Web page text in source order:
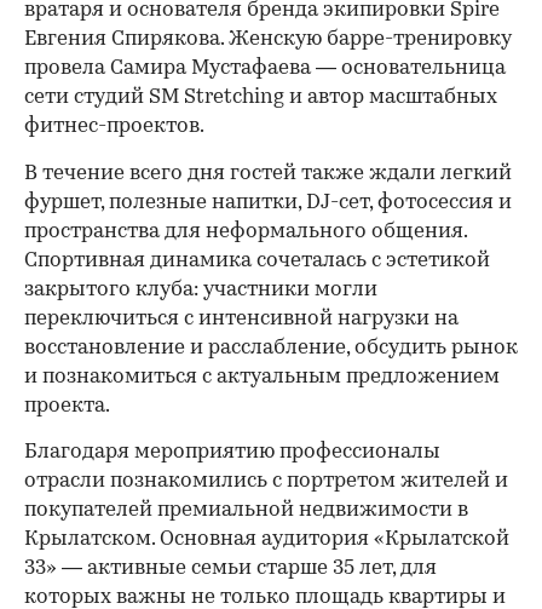
вратаря и основателя бренда экипировки Spire
Евгения Спирякова. Женскую барре-тренировку
провела Самира Мустафаева — основательница
сети студий SM Stretching и автор масштабных
фитнес-проектов.
В течение всего дня гостей также ждали легкий
фуршет, полезные напитки, DJ-сет, фотосессия и
пространства для неформального общения.
Спортивная динамика сочеталась с эстетикой
закрытого клуба: участники могли
переключиться с интенсивной нагрузки на
восстановление и расслабление, обсудить рынок
и познакомиться с актуальным предложением
проекта.
Благодаря мероприятию профессионалы
отрасли познакомились с портретом жителей и
покупателей премиальной недвижимости в
Крылатском. Основная аудитория «Крылатской
33» — активные семьи старше 35 лет, для
которых важны не только площадь квартиры и